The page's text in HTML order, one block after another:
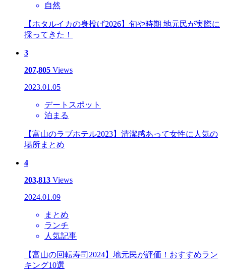
自然
【ホタルイカの身投げ2026】旬や時期 地元民が実際に
採ってきた！
3
207,805 Views
2023.01.05
デートスポット
泊まる
【富山のラブホテル2023】清潔感あって女性に人気の
場所まとめ
4
203,813 Views
2024.01.09
まとめ
ランチ
人気記事
【富山の回転寿司2024】地元民が評価！おすすめラン
キング10選